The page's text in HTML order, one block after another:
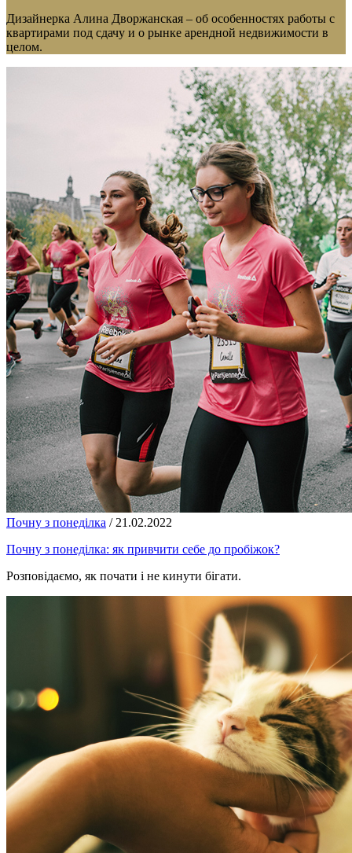
Дизайнерка Алина Дворжанская – об особенностях работы с
квартирами под сдачу и о рынке арендной недвижимости в
целом.
Почну з понеділка / 21.02.2022
Почну з понеділка: як привчити себе до пробіжок?
Розповідаємо, як почати і не кинути бігати.